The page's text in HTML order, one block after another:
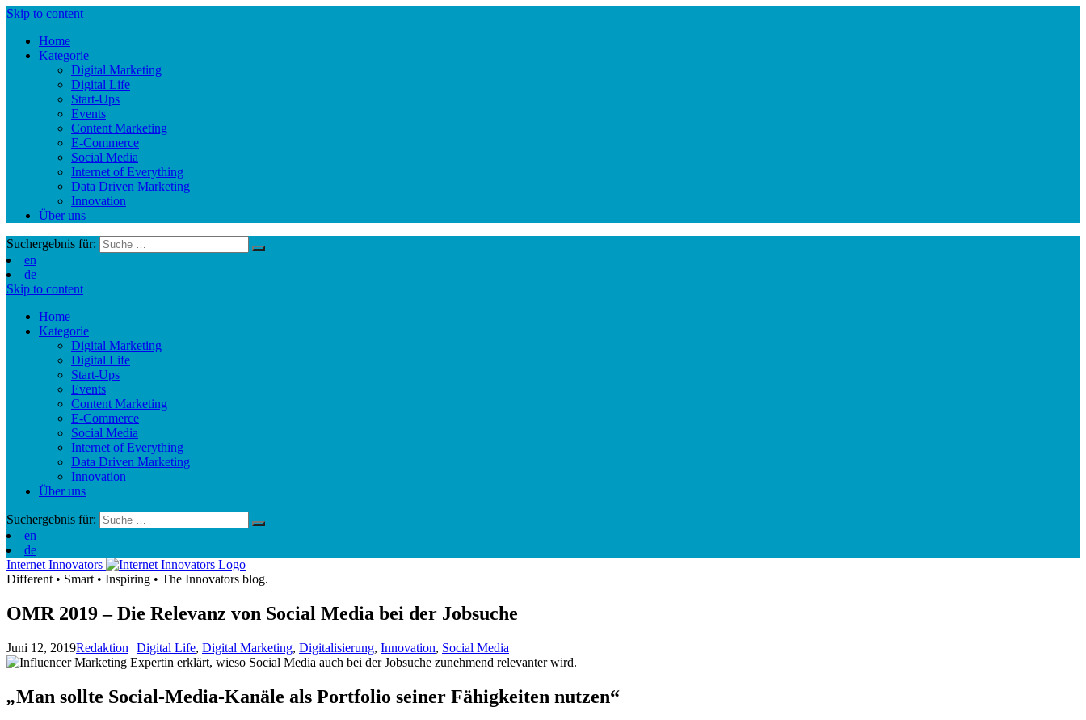
Skip to content
Home
Kategorie
Digital Marketing
Digital Life
Start-Ups
Events
Content Marketing
E-Commerce
Social Media
Internet of Everything
Data Driven Marketing
Innovation
Über uns
Suchergebnis für:
en
de
Skip to content
Home
Kategorie
Digital Marketing
Digital Life
Start-Ups
Events
Content Marketing
E-Commerce
Social Media
Internet of Everything
Data Driven Marketing
Innovation
Über uns
Suchergebnis für:
en
de
Internet Innovators
Different • Smart • Inspiring • The Innovators blog.
OMR 2019 – Die Relevanz von Social Media bei der Jobsuche
Juni 12, 2019Redaktion Digital Life, Digital Marketing, Digitalisierung, Innovation, Social Media
„Man sollte Social-Media-Kanäle als Portfolio seiner Fähigkeiten nutzen“